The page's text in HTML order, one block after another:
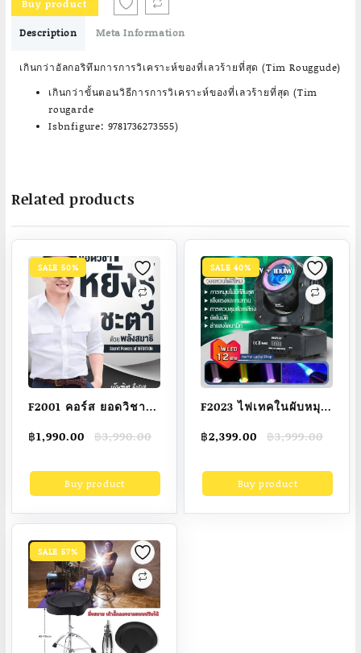
฿1,652.00.
Buy product
Description Meta Information
เกินกว่าอัลกอริทึมการการวิเคราะห์ของที่เลวร้ายที่สุด (Tim Rouggude)
เกินกว่าขั้นตอนวิธีการการวิเคราะห์ของที่เลวร้ายที่สุด (Tim
rougarde
Isbnfigure: 9781736273555)
Related products
SALE 50%
F2001 คอร์ส ยอดวิชา
สมาธิ อ.บัณฑิต Mp4
฿3,990.00
Original
was:
฿3,990.00.
฿1,990.00
Current
is:
฿1,990.00.Buy product
SALE 40%
F2023 ไฟเทคในผับหมุน
ลำแสงเวที ไฟแสง
โคมไฟสีสันสดใส ไฟ
฿3,999.00
Original
was:
฿3,999.00.
฿2,399.00
Current
is:
฿2,399.00.Buy product
SALE 57%